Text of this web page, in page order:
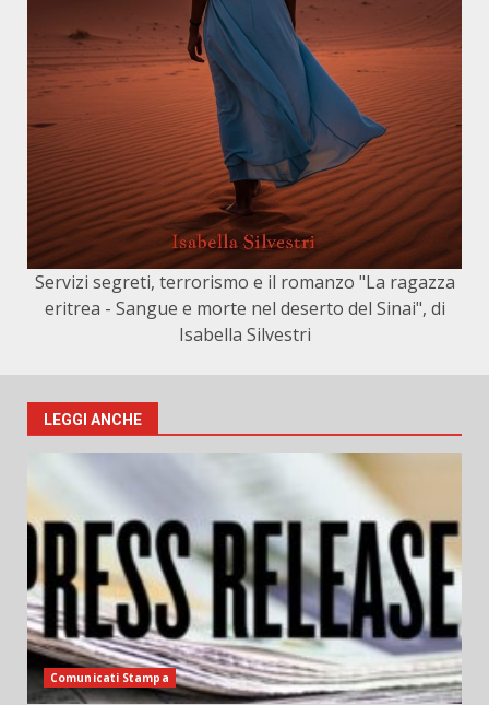
Servizi segreti, terrorismo e il romanzo "La ragazza
eritrea - Sangue e morte nel deserto del Sinai", di
Isabella Silvestri
LEGGI ANCHE
Comunicati Stampa